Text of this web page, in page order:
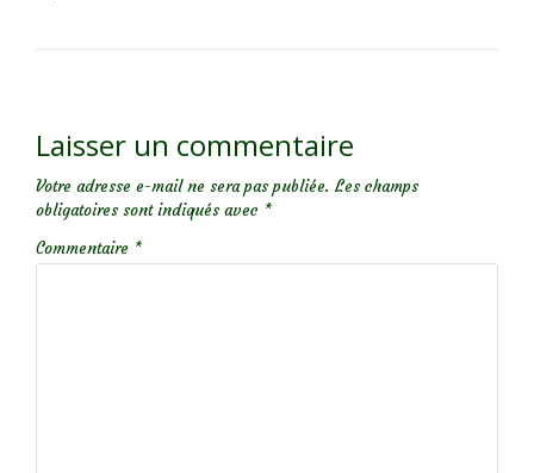
Laisser un commentaire
Votre adresse e-mail ne sera pas publiée. Les champs
obligatoires sont indiqués avec *
Commentaire *